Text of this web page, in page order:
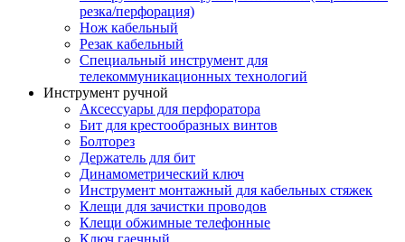
резка/перфорация)
Нож кабельный
Резак кабельный
Специальный инструмент для
телекоммуникационных технологий
Инструмент ручной
Аксессуары для перфоратора
Бит для крестообразных винтов
Болторез
Держатель для бит
Динамометрический ключ
Инструмент монтажный для кабельных стяжек
Клещи для зачистки проводов
Клещи обжимные телефонные
Ключ гаечный